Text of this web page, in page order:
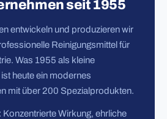
seit 1955
entwickeln und produzieren wir
Reinigungsmittel für
Was 1955 als kleine
heute ein modernes
mit über 200 Spezialprodukten.
Wirkung, ehrliche